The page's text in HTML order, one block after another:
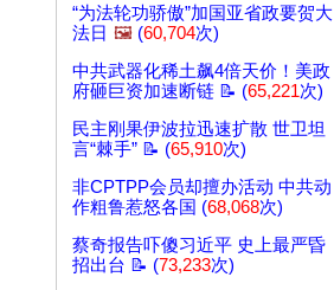
“为法轮功骄傲”加国亚省政要贺大
法日 🖼️ (60,704次)
中共武器化稀土飙4倍天价！美政
府砸巨资加速断链 📝 (65,221次)
民主刚果伊波拉迅速扩散 世卫坦
言“棘手” 📝 (65,910次)
非CPTPP会员却擅办活动 中共动
作粗鲁惹怒各国 (68,068次)
蔡奇报告吓傻习近平 史上最严昏
招出台 📝 (73,233次)